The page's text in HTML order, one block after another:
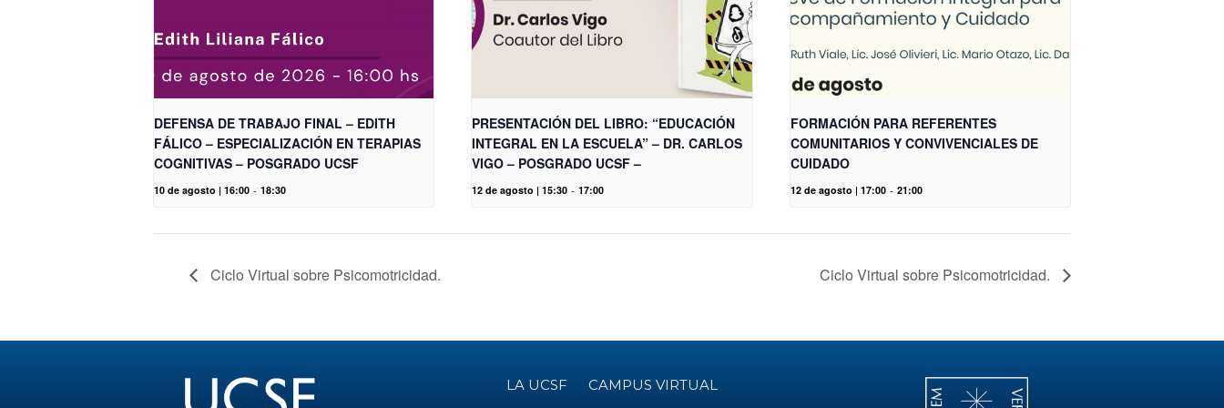
DEFENSA DE TRABAJO FINAL – EDITH
FÁLICO – ESPECIALIZACIÓN EN TERAPIAS
COGNITIVAS – POSGRADO UCSF
10 de agosto | 16:00 - 18:30
PRESENTACIÓN DEL LIBRO: “EDUCACIÓN
INTEGRAL EN LA ESCUELA” – DR. CARLOS
VIGO – POSGRADO UCSF –
12 de agosto | 15:30 - 17:00
FORMACIÓN PARA REFERENTES
COMUNITARIOS Y CONVIVENCIALES DE
CUIDADO
12 de agosto | 17:00 - 21:00
Ciclo Virtual sobre Psicomotricidad. Ciclo Virtual sobre Psicomotricidad.
LA UCSF CAMPUS VIRTUAL